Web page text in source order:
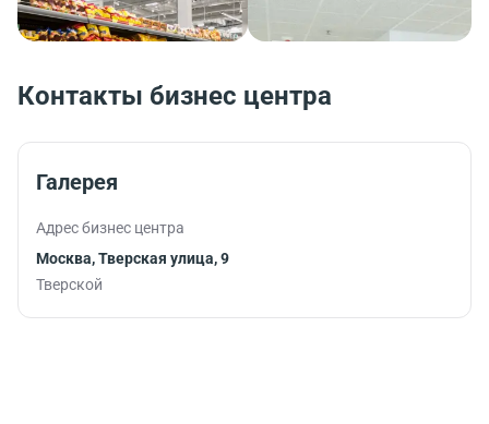
Контакты бизнес центра
Галерея
Адрес бизнес центра
Москва, Тверская улица, 9
Тверской